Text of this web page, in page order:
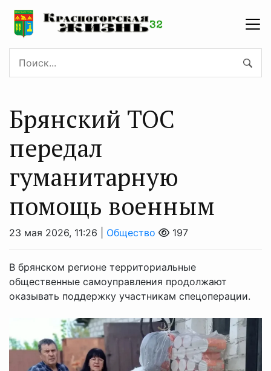
Брянский ТОС
передал
гуманитарную
помощь военным
23 мая 2026, 11:26 | Общество 197
В брянском регионе территориальные
общественные самоуправления продолжают
оказывать поддержку участникам спецоперации.